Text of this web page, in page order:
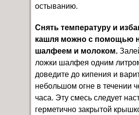
остыванию.
Снять температуру и
кашля можно с помощью
шалфеем и молоком.
ложки шалфея одним
доведите до кипения и
небольшом огне в течении
часа. Эту смесь следует
герметично закрытой